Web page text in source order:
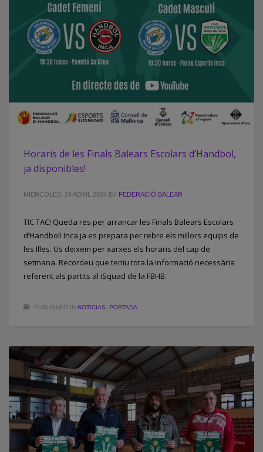
Horaris de les Finals Balears Escolars d’Handbol,
ja disponibles!
MIÉRCOLES, 24 ABRIL 2024 BY FEDERACIÓ BALEAR
TIC TAC! Queda res per arrancar les Finals Balears Escolars
d’Handbol! Inca ja es prepara per rebre els millors equips de
les Illes. Us deixem per xarxes els horaris del cap de
setmana. Recordeu que teniu tota la informació necessària
referent als partits al iSquad de la FBHB.
PUBLISHED IN NOTICIAS, PORTADA